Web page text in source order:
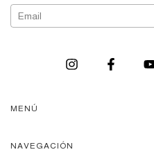
MENÚ
NAVEGACIÓN